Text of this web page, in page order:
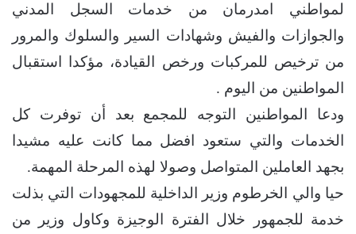
لمواطني امدرمان من خدمات السجل المدني
والجوازات والفيش وشهادات السير والسلوك والمرور
من ترخيص للمركبات ورخص القيادة، مؤكدا استقبال
المواطنين من اليوم .
ودعا المواطنين التوجه للمجمع بعد أن توفرت كل
الخدمات والتي ستعود افضل مما كانت عليه مشيدا
بجهد العاملين المتواصل وصولا لهذه المرحلة المهمة.
حيا والي الخرطوم وزير الداخلية للمجهودات التي بذلت
خدمة للجمهور خلال الفترة الوجيزة وكاول وزير من